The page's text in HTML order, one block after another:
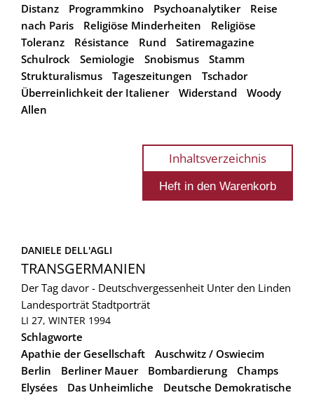
Distanz
Programmkino Psychoanalytiker
Reise
nach Paris
Religiöse Minderheiten
Religiöse
Toleranz
Résistance Rund
Satiremagazine
Schulrock
Semiologie Snobismus
Stamm
Strukturalismus
Tageszeitungen
Tschador
Überreinlichkeit der Italiener
Widerstand
Woody
Allen
Inhaltsverzeichnis
DANIELE DELL'AGLI
TRANSGERMANIEN
Der Tag davor - Deutschvergessenheit Unter den Linden
Landesporträt Stadtporträt
LI 27, WINTER 1994
Schlagworte
Apathie der Gesellschaft
Auschwitz / Oswiecim
Berlin
Berliner Mauer Bombardierung
Champs
Elysées
Das Unheimliche
Deutsche Demokratische